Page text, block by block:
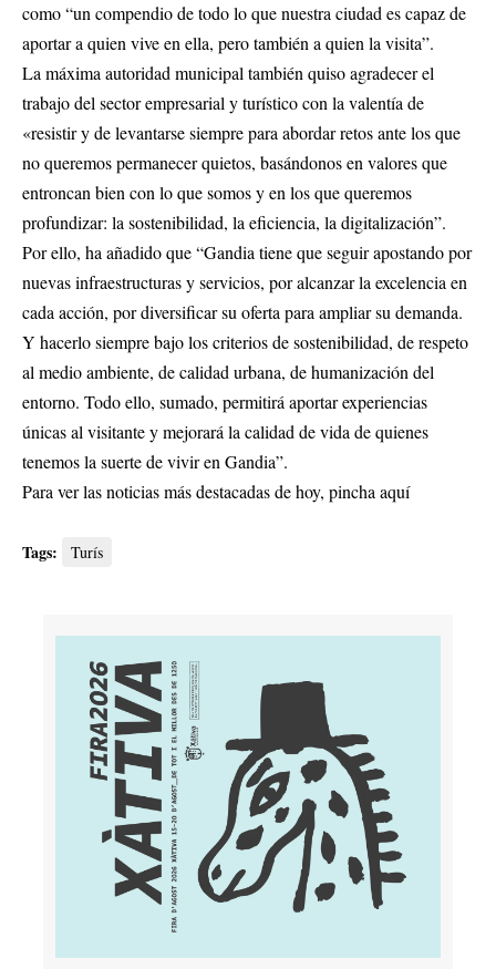
como “un compendio de todo lo que nuestra ciudad es capaz de
aportar a quien vive en ella, pero también a quien la visita”.
La máxima autoridad municipal también quiso agradecer el
trabajo del sector empresarial y turístico con la valentía de
«resistir y de levantarse siempre para abordar retos ante los que
no queremos permanecer quietos, basándonos en valores que
entroncan bien con lo que somos y en los que queremos
profundizar: la sostenibilidad, la eficiencia, la digitalización”.
Por ello, ha añadido que “Gandia tiene que seguir apostando por
nuevas infraestructuras y servicios, por alcanzar la excelencia en
cada acción, por diversificar su oferta para ampliar su demanda.
Y hacerlo siempre bajo los criterios de sostenibilidad, de respeto
al medio ambiente, de calidad urbana, de humanización del
entorno. Todo ello, sumado, permitirá aportar experiencias
únicas al visitante y mejorará la calidad de vida de quienes
tenemos la suerte de vivir en Gandia”.
Para ver las noticias más destacadas de hoy, pincha aquí
Tags: Turís